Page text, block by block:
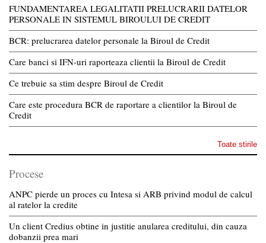
FUNDAMENTAREA LEGALITATII PRELUCRARII DATELOR
PERSONALE IN SISTEMUL BIROULUI DE CREDIT
BCR: prelucrarea datelor personale la Biroul de Credit
Care banci si IFN-uri raporteaza clientii la Biroul de Credit
Ce trebuie sa stim despre Biroul de Credit
Care este procedura BCR de raportare a clientilor la Biroul de
Credit
Toate stirile
Procese
ANPC pierde un proces cu Intesa si ARB privind modul de calcul
al ratelor la credite
Un client Credius obtine in justitie anularea creditului, din cauza
dobanzii prea mari